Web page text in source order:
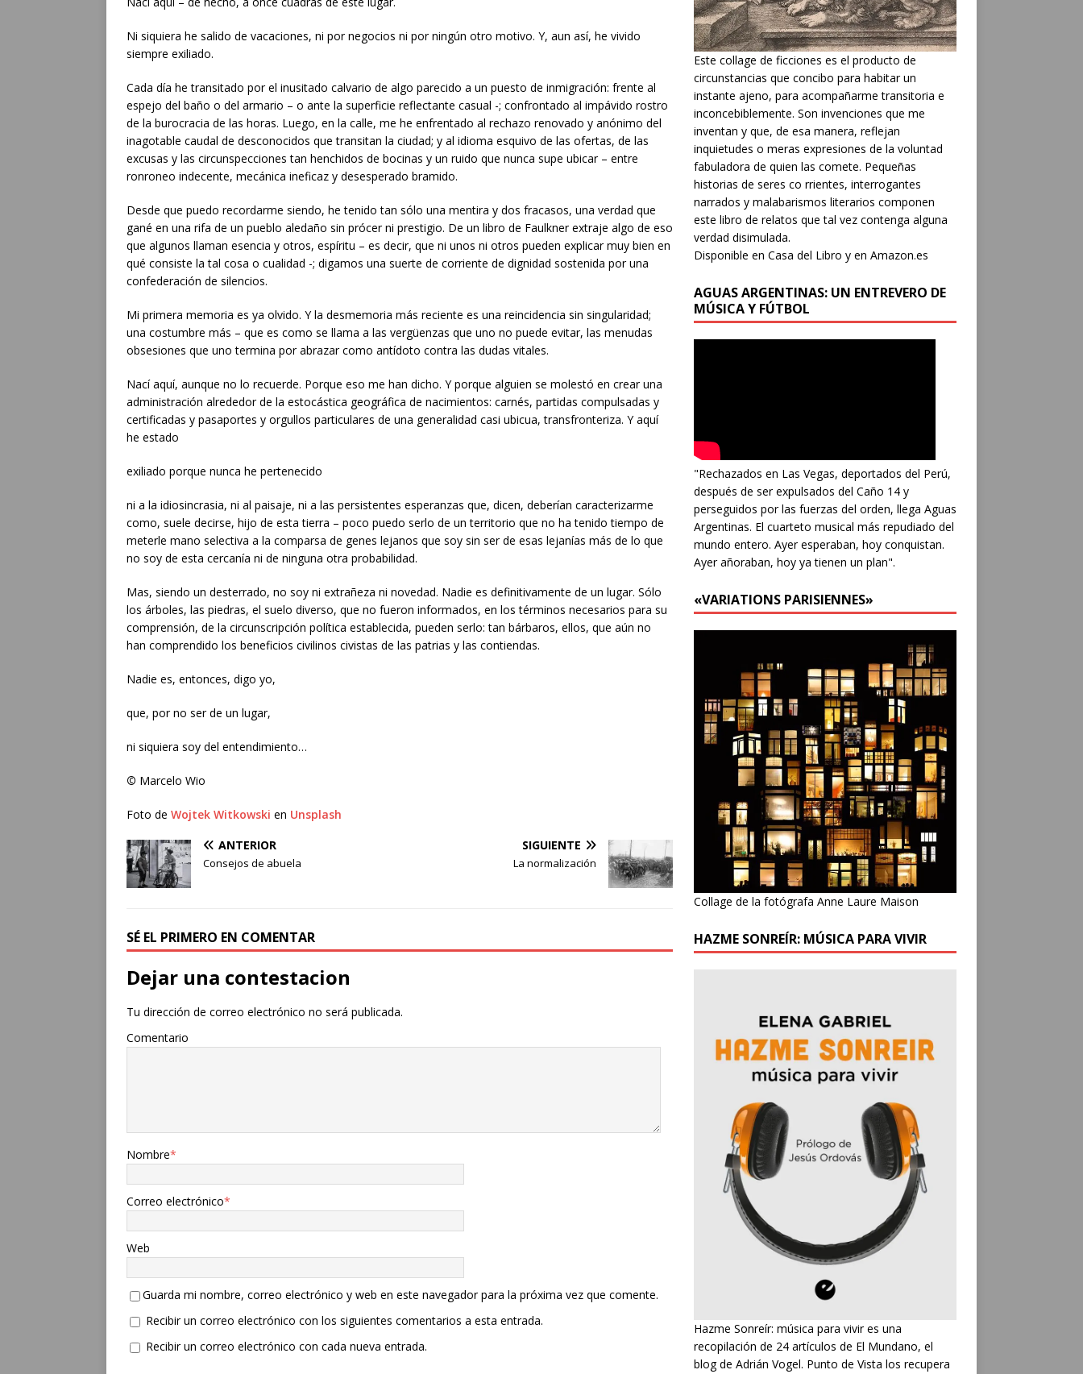
Ni siquiera he salido de vacaciones, ni por negocios ni por ningún otro motivo. Y, aun así, he vivido
siempre exiliado.
Cada día he transitado por el inusitado calvario de algo parecido a un puesto de inmigración: frente al
espejo del baño o del armario – o ante la superficie reflectante casual -; confrontado al impávido rostro
de la burocracia de las horas. Luego, en la calle, me he enfrentado al rechazo renovado y anónimo del
inagotable caudal de desconocidos que transitan la ciudad; y al idioma esquivo de las ofertas, de las
excusas y las circunspecciones tan henchidos de bocinas y un ruido que nunca supe ubicar – entre
ronroneo indecente, mecánica ineficaz y desesperado bramido.
Desde que puedo recordarme siendo, he tenido tan sólo una mentira y dos fracasos, una verdad que
gané en una rifa de un pueblo aledaño sin prócer ni prestigio. De un libro de Faulkner extraje algo de eso
que algunos llaman esencia y otros, espíritu – es decir, que ni unos ni otros pueden explicar muy bien en
qué consiste la tal cosa o cualidad -; digamos una suerte de corriente de dignidad sostenida por una
confederación de silencios.
Mi primera memoria es ya olvido. Y la desmemoria más reciente es una reincidencia sin singularidad;
una costumbre más – que es como se llama a las vergüenzas que uno no puede evitar, las menudas
obsesiones que uno termina por abrazar como antídoto contra las dudas vitales.
Nací aquí, aunque no lo recuerde. Porque eso me han dicho. Y porque alguien se molestó en crear una
administración alrededor de la estocástica geográfica de nacimientos: carnés, partidas compulsadas y
certificadas y pasaportes y orgullos particulares de una generalidad casi ubicua, transfronteriza. Y aquí
he estado
exiliado porque nunca he pertenecido
ni a la idiosincrasia, ni al paisaje, ni a las persistentes esperanzas que, dicen, deberían caracterizarme
como, suele decirse, hijo de esta tierra – poco puedo serlo de un territorio que no ha tenido tiempo de
meterle mano selectiva a la comparsa de genes lejanos que soy sin ser de esas lejanías más de lo que
no soy de esta cercanía ni de ninguna otra probabilidad.
Mas, siendo un desterrado, no soy ni extrañeza ni novedad. Nadie es definitivamente de un lugar. Sólo
los árboles, las piedras, el suelo diverso, que no fueron informados, en los términos necesarios para su
comprensión, de la circunscripción política establecida, pueden serlo: tan bárbaros, ellos, que aún no
han comprendido los beneficios civilinos civistas de las patrias y las contiendas.
Nadie es, entonces, digo yo,
que, por no ser de un lugar,
ni siquiera soy del entendimiento…
© Marcelo Wio
Foto de Wojtek Witkowski en Unsplash
ANTERIOR
Consejos de abuela
SIGUIENTE
La normalización
SÉ EL PRIMERO EN COMENTAR
Dejar una contestacion
Tu dirección de correo electrónico no será publicada.
Comentario
Nombre*
Correo electrónico*
Web
Guarda mi nombre, correo electrónico y web en este navegador para la próxima vez que comente.
Recibir un correo electrónico con los siguientes comentarios a esta entrada.
Recibir un correo electrónico con cada nueva entrada.
Este collage de ficciones es el producto de
circunstancias que concibo para habitar un
instante ajeno, para acompañarme transitoria e
inconcebiblemente. Son invenciones que me
inventan y que, de esa manera, reflejan
inquietudes o meras expresiones de la voluntad
fabuladora de quien las comete. Pequeñas
historias de seres co rrientes, interrogantes
narrados y malabarismos literarios componen
este libro de relatos que tal vez contenga alguna
verdad disimulada.
Disponible en Casa del Libro y en Amazon.es
AGUAS ARGENTINAS: UN ENTREVERO DE
MÚSICA Y FÚTBOL
"Rechazados en Las Vegas, deportados del Perú,
después de ser expulsados del Caño 14 y
perseguidos por las fuerzas del orden, llega Aguas
Argentinas. El cuarteto musical más repudiado del
mundo entero. Ayer esperaban, hoy conquistan.
Ayer añoraban, hoy ya tienen un plan".
«VARIATIONS PARISIENNES»
Collage de la fotógrafa Anne Laure Maison
HAZME SONREÍR: MÚSICA PARA VIVIR
Hazme Sonreír: música para vivir es una
recopilación de 24 artículos de El Mundano, el
blog de Adrián Vogel. Punto de Vista los recupera